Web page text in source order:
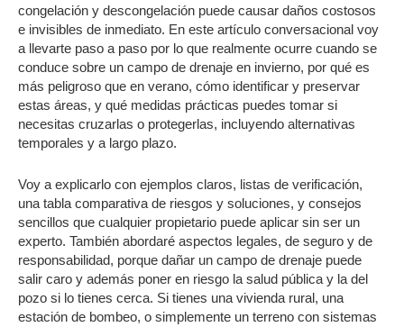
congelación y descongelación puede causar daños costosos
e invisibles de inmediato. En este artículo conversacional voy
a llevarte paso a paso por lo que realmente ocurre cuando se
conduce sobre un campo de drenaje en invierno, por qué es
más peligroso que en verano, cómo identificar y preservar
estas áreas, y qué medidas prácticas puedes tomar si
necesitas cruzarlas o protegerlas, incluyendo alternativas
temporales y a largo plazo.
Voy a explicarlo con ejemplos claros, listas de verificación,
una tabla comparativa de riesgos y soluciones, y consejos
sencillos que cualquier propietario puede aplicar sin ser un
experto. También abordaré aspectos legales, de seguro y de
responsabilidad, porque dañar un campo de drenaje puede
salir caro y además poner en riesgo la salud pública y la del
pozo si lo tienes cerca. Si tienes una vivienda rural, una
estación de bombeo, o simplemente un terreno con sistemas